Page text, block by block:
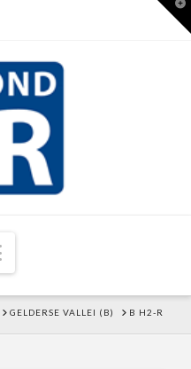
Navigation
GELDERSE VALLEI (B) B H2-R